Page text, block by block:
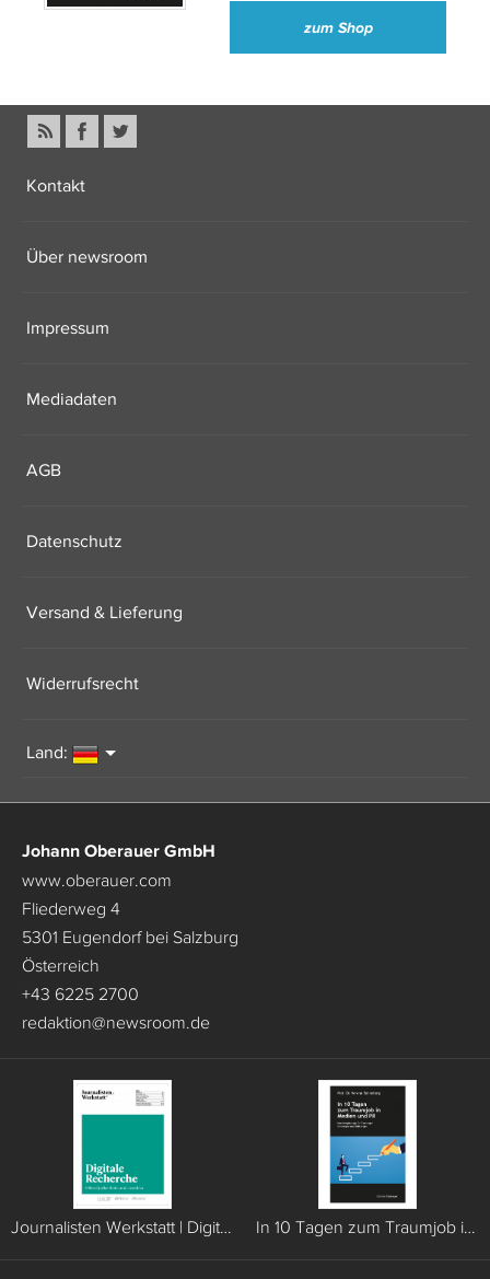
zum Shop
Kontakt
Über newsroom
Impressum
Mediadaten
AGB
Datenschutz
Versand & Lieferung
Widerrufsrecht
Land:
Johann Oberauer GmbH
www.oberauer.com
Fliederweg 4
5301 Eugendorf bei Salzburg
Österreich
+43 6225 2700
redaktion@newsroom.de
Journalisten Werkstatt | Digitale Recherche In 10 Tagen zum Traumjob in Medien und PR